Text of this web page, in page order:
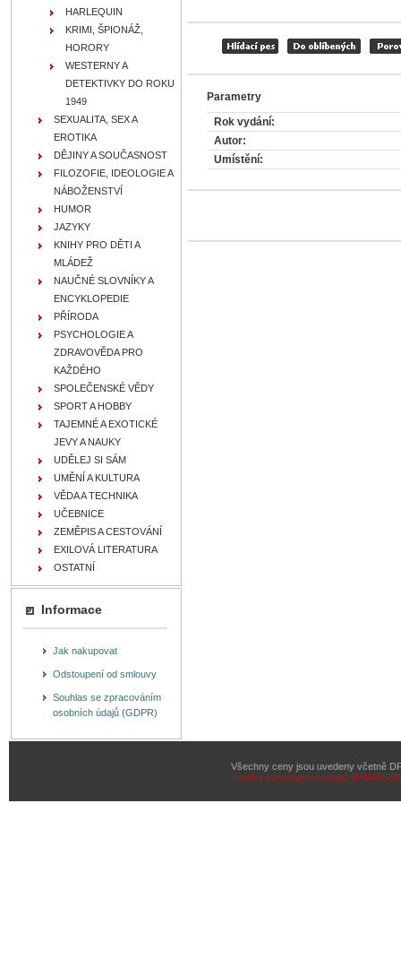
Parametry
Rok vydání:
Autor:
Umístění:
HARLEQUIN
KRIMI, ŠPIONÁŽ,
HORORY
WESTERNY A
DETEKTIVKY DO ROKU
1949
SEXUALITA, SEX A
EROTIKA
DĚJINY A SOUČASNOST
FILOZOFIE, IDEOLOGIE A
NÁBOŽENSTVÍ
HUMOR
JAZYKY
KNIHY PRO DĚTI A
MLÁDEŽ
NAUČNÉ SLOVNÍKY A
ENCYKLOPEDIE
PŘÍRODA
PSYCHOLOGIE A
ZDRAVOVĚDA PRO
KAŽDÉHO
SPOLEČENSKÉ VĚDY
SPORT A HOBBY
TAJEMNÉ A EXOTICKÉ
JEVY A NAUKY
UDĚLEJ SI SÁM
UMĚNÍ A KULTURA
VĚDA A TECHNIKA
UČEBNICE
ZEMĚPIS A CESTOVÁNÍ
EXILOVÁ LITERATURA
OSTATNÍ
Informace
Jak nakupovat
Odstoupení od smlouvy
Souhlas se zpracováním
osobních údajů (GDPR)
Všechny ceny jsou uvedeny včetně
Tvorba a pronájem eshopů